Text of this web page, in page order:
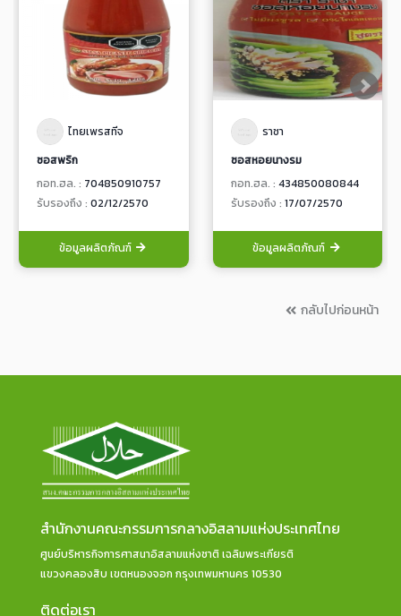
ไทยเพรสทีจ
ซอสพริก
กอท.ฮล. : 704850910757
รับรองถึง : 02/12/2570
ข้อมูลผลิตภัณฑ์
ราชา
ซอสหอยนางรม
กอท.ฮล. : 434850080844
รับรองถึง : 17/07/2570
ข้อมูลผลิตภัณฑ์
กลับไปก่อนหน้า
สำนักงานคณะกรรมการกลางอิสลามแห่งประเทศไทย
ศูนย์บริหารกิจการศาสนาอิสลามแห่งชาติ เฉลิมพระเกียรติ
แขวงคลองสิบ เขตหนองจอก กรุงเทพมหานคร 10530
ติดต่อเรา